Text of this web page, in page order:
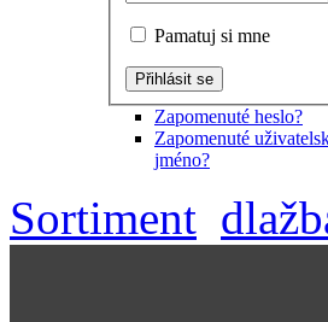
Pamatuj si mne
Zapomenuté heslo?
Zapomenuté
jméno?
Sortiment